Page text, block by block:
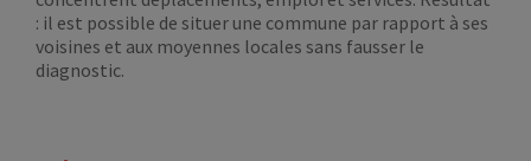
: il est possible de situer une commune par rapport à ses
voisines et aux moyennes locales sans fausser le
diagnostic.